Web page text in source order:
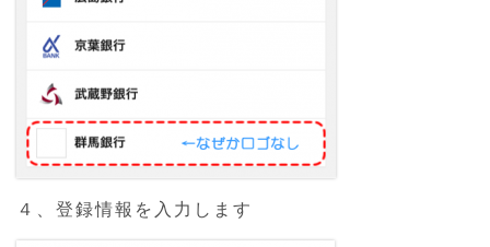
４、登録情報を入力します